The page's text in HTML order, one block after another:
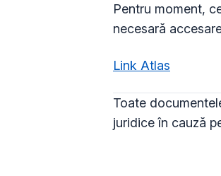
Pentru moment,
necesară
Link Atlas
Toate
juridice în cauză